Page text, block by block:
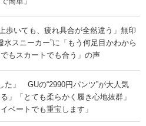
歩いても、疲れ具合が全然違う」無印
水スニーカー”に「もう何足目かわから
もスカートでも合う」の声
た」 GUの“2990円パンツ”が大人気
」「とても柔らかく履き心地抜群」
ベートでも重宝します」